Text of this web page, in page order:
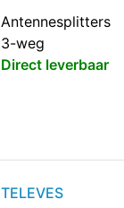
Antennesplitters
3-weg
Direct leverbaar
TELEVES